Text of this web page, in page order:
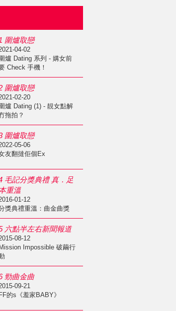
圍爐取戀
04-02
圍爐 Dating 系列 - 媾女前
Check 手機！
圍爐取戀
02-20
圍爐 Dating (1) - 靚女點解
拖拍？
圍爐取戀
05-06
友翻撻佢個Ex
毛記分獎典禮 真．足
重溫
01-12
獎典禮重溫：曲金曲獎
六點半左右新聞報道
08-12
Mission Impossible 破繭行
勁曲金曲
09-21
FF的s《羞家BABY》